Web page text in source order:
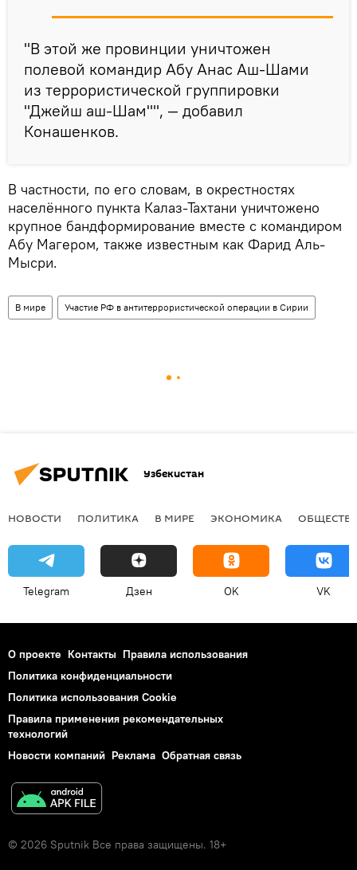
"В этой же провинции уничтожен
полевой командир Абу Анас Аш-Шами
из террористической группировки
"Джейш аш-Шам"", — добавил
Конашенков.
В частности, по его словам, в окрестностях
населённого пункта Калаз-Тахтани уничтожено
крупное бандформирование вместе с командиром
Абу Магером, также известным как Фарид Аль-
Мысри.
В мире Участие РФ в антитеррористической операции в Сирии
Узбекистан
НОВОСТИ ПОЛИТИКА В МИРЕ ЭКОНОМИКА
Telegram Дзен OK VK
О проекте Контакты Правила использования
Политика конфиденциальности
Политика использования Cookie
Правила применения рекомендательных
технологий
Новости компаний Реклама Обратная связь
© 2026 Sputnik Все права защищены. 18+